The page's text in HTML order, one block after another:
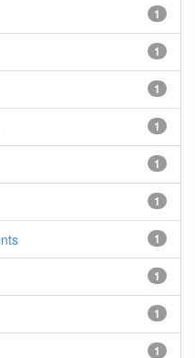
1
1
1
1
1
1
1
1
1
1